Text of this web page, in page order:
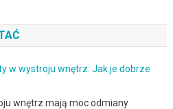
w wystroju wnętrz: Jak je dobrze
wnętrz mają moc odmiany